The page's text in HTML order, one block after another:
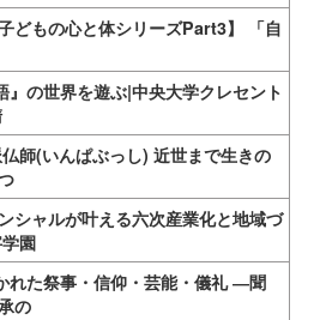
どもの心と体シリーズPart3】 「自
』の世界を遊ぶ|中央大学クレセント
師(いんぱぶっし) 近世まで生きの
シャルが叶える六次産業化と地域づ
園
れた祭事・信仰・芸能・儀礼 ―聞
の